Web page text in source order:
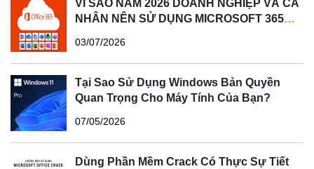
VÌ SAO NĂM 2026 DOANH NGHIỆP VÀ CÁ
NHÂN NÊN SỬ DỤNG MICROSOFT 365
03/07/2026
Tại Sao Sử Dụng Windows Bản Quyền
Quan Trọng Cho Máy Tính Của Bạn?
07/05/2026
Dùng Phần Mềm Crack Có Thực Sự Tiết